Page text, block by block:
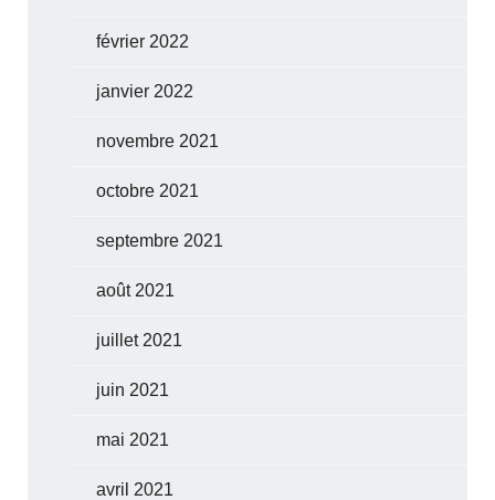
février 2022
janvier 2022
novembre 2021
octobre 2021
septembre 2021
août 2021
juillet 2021
juin 2021
mai 2021
avril 2021